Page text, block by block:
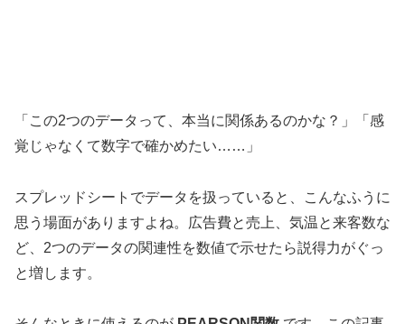
「この2つのデータって、本当に関係あるのかな？」「感
覚じゃなくて数字で確かめたい……」
スプレッドシートでデータを扱っていると、こんなふうに
思う場面がありますよね。広告費と売上、気温と来客数な
ど、2つのデータの関連性を数値で示せたら説得力がぐっ
と増します。